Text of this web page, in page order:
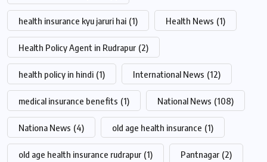
health insurance kyu jaruri hai (1) Health News (1)
Health Policy Agent in Rudrapur (2)
health policy in hindi (1) International News (12)
medical insurance benefits (1) National News (108)
Nationa News (4) old age health insurance (1)
old age health insurance rudrapur (1) Pantnagar (2)